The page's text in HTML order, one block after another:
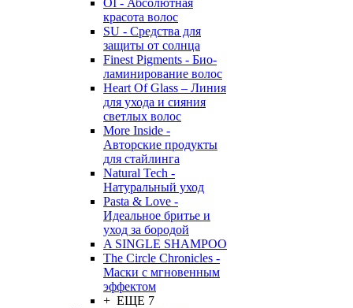
OI - Абсолютная
красота волос
SU - Средства для
защиты от солнца
Finest Pigments - Био-
ламинирование волос
Heart Of Glass – Линия
для ухода и сияния
светлых волос
More Inside -
Авторские продукты
для стайлинга
Natural Tech -
Натуральный уход
Pasta & Love -
Идеальное бритье и
уход за бородой
A SINGLE SHAMPOO
The Circle Chronicles -
Маски с мгновенным
эффектом
+ ЕЩЕ 7